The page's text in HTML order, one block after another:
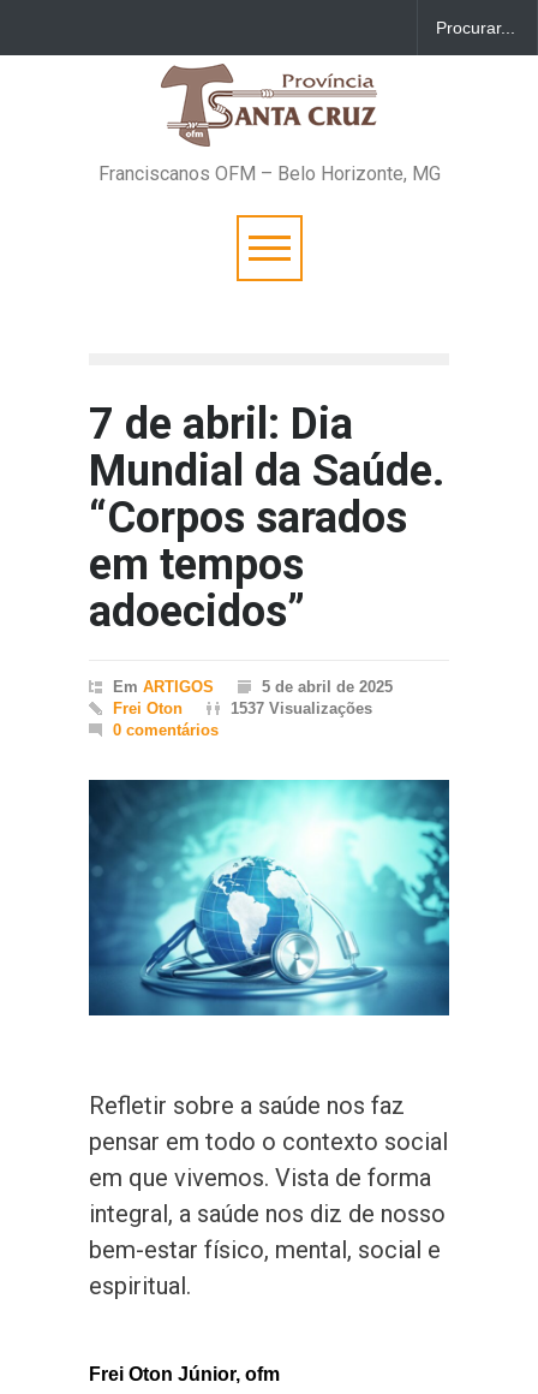
Franciscanos OFM – Belo Horizonte, MG
7 de abril: Dia
Mundial da Saúde.
“Corpos sarados
em tempos
adoecidos”
Em ARTIGOS
5 de abril de 2025
Frei Oton
1537 Visualizações
0 comentários
Refletir sobre a saúde nos faz
pensar em todo o contexto social
em que vivemos. Vista de forma
integral, a saúde nos diz de nosso
bem-estar físico, mental, social e
espiritual.
Frei Oton Júnior, ofm